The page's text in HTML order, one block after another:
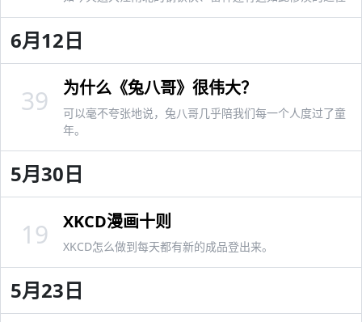
6月12日
为什么《兔八哥》很伟大？
可以毫不夸张地说，兔八哥几乎陪我们每一个人度过了童
年。
39
5月30日
XKCD漫画十则
XKCD怎么做到每天都有新的成品登出来。
19
5月23日